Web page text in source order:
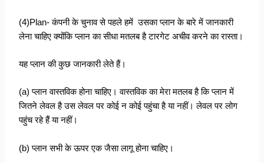
(4)Plan- कंपनी के चुनाव से पहले हमें उसका प्लान के बारे में जानकारी
लेना चाहिए क्योंकि प्लान का सीधा मतलब है टारगेट अचीव करने का रास्ता।
यह प्लान की कुछ जानकारी लेते हैं।
(a) प्लान वास्तविक होना चाहिए। वास्तविक का मेरा मतलब है कि प्लान में
जितने लेवल है उस लेवल पर कोई न कोई पहुंचा है या नहीं। लेवल पर लोग
पहुंच रहे हैं या नहीं।
(b) प्लान सभी के ऊपर एक जैसा लागू होना चाहिए।